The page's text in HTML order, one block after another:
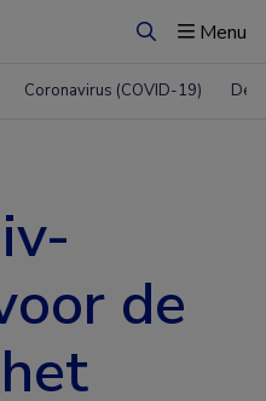
ZoekenMenu
Coronavirus (COVID-19)
de